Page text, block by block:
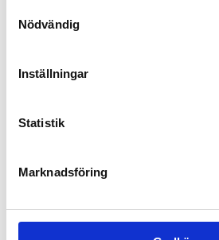
Nödvändig
Inställningar
Statistik
Marknadsföring
Kontakta oss idag för mer